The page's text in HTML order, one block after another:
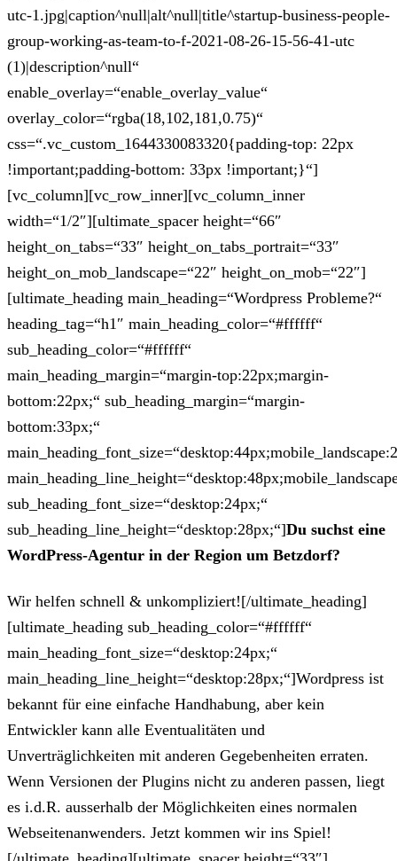
utc-1.jpg|caption^null|alt^null|title^startup-business-people-
group-working-as-team-to-f-2021-08-26-15-56-41-utc
(1)|description^null“
enable_overlay=“enable_overlay_value“
overlay_color=“rgba(18,102,181,0.75)“
css=“.vc_custom_1644330083320{padding-top: 22px
!important;padding-bottom: 33px !important;}“]
[vc_column][vc_row_inner][vc_column_inner
width=“1/2″][ultimate_spacer height=“66″
height_on_tabs=“33″ height_on_tabs_portrait=“33″
height_on_mob_landscape=“22″ height_on_mob=“22″]
[ultimate_heading main_heading=“Wordpress Probleme?“
heading_tag=“h1″ main_heading_color=“#ffffff“
sub_heading_color=“#ffffff“
main_heading_margin=“margin-top:22px;margin-
bottom:22px;“ sub_heading_margin=“margin-
bottom:33px;“
sub_heading_font_size=“desktop:24px;“
sub_heading_line_height=“desktop:28px;“]Du suchst eine
WordPress-Agentur in der Region um Betzdorf?
Wir helfen schnell & unkompliziert![/ultimate_heading]
[ultimate_heading sub_heading_color=“#ffffff“
main_heading_font_size=“desktop:24px;“
main_heading_line_height=“desktop:28px;“]Wordpress ist
bekannt für eine einfache Handhabung, aber kein
Entwickler kann alle Eventualitäten und
Unverträglichkeiten mit anderen Gegebenheiten erraten.
Wenn Versionen der Plugins nicht zu anderen passen, liegt
es i.d.R. ausserhalb der Möglichkeiten eines normalen
Webseitenanwenders. Jetzt kommen wir ins Spiel!